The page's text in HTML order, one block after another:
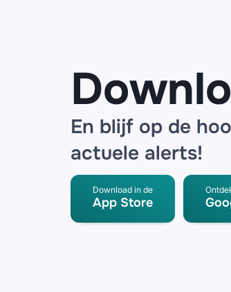
En blijf op de
actuele alerts!
Download in de
App Store